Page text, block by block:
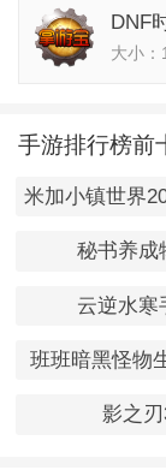
DNF
大小
手游排行榜前
米加小镇世界
秘书养成
云逆水寒
班班暗黑怪物
影之